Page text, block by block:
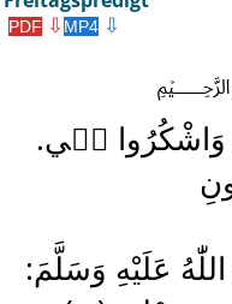
PDF ⇩ MP4 ⇩
.فَّاذْكُرُون۪ٓيِ اَذْكُرْكُمْ وَاشْكُرُوا ل۪ي
عَلَيْهِ وَسَلَّمَ